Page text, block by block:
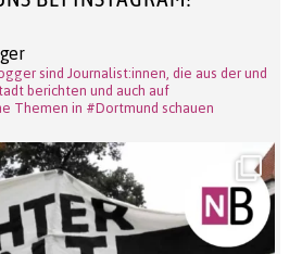
sind Journalist:innen, die aus der und
berichten und auch auf
Themen in #Dortmund schauen